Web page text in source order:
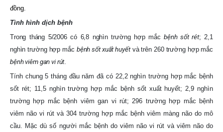
đồng.
Tình hình dịch bệnh
Trong tháng 5/2006 có 6,8 nghìn trường hợp mắcbệnh sốt rét; 2,1
nghìn trường hợp mắc bệnh sốt xuất huyếtvà trên 260 trường hợp mắc
bệnh viêm gan vi rút.
Tính chung 5 tháng đầu năm đã có 22,2 nghìn trường hợp mắc bệnh
sốt rét; 11,5 nghìn trường hợp mắc bệnh sốt xuất huyết; 2,9 nghìn
trường hợp mắc bệnh viêm gan vi rút; 296 trường hợp mắc bệnh
viêm não vi rút và 304 trường hợp mắc bệnh viêm màng não do mô
cầu. Mặc dù số người mắc bệnh do viêm não vi rút và viêm não do